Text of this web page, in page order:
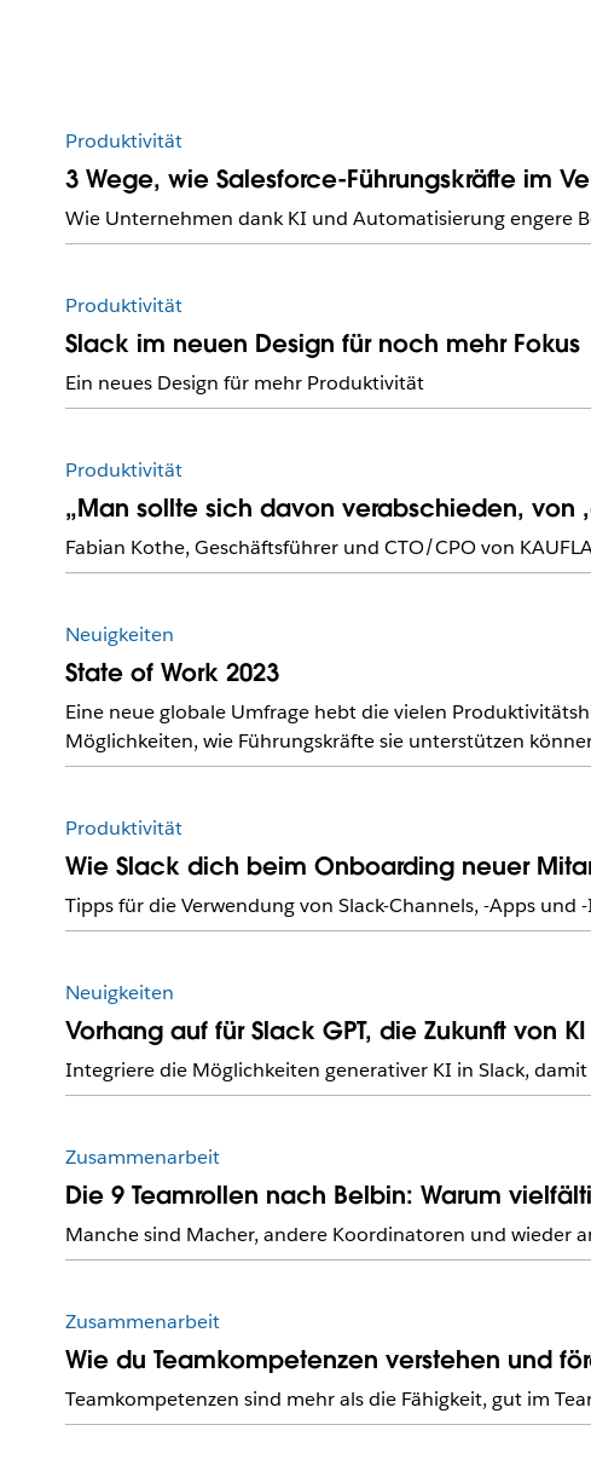
Produktivität
3 Wege, wie Salesforce-Führungskräfte im
Wie Unternehmen dank KI und Automatisierung engere
Produktivität
Slack im neuen Design für noch mehr Fokus
Ein neues Design für mehr Produktivität
Produktivität
„Man sollte sich davon verabschieden, von
Fabian Kothe, Geschäftsführer und CTO/CPO von
Neuigkeiten
State of Work 2023
Eine neue globale Umfrage hebt die vielen
Möglichkeiten, wie Führungskräfte sie unterstützen
Produktivität
Wie Slack dich beim Onboarding neuer
Tipps für die Verwendung von Slack-Channels, -Apps
Neuigkeiten
Vorhang auf für Slack GPT, die Zukunft von
Integriere die Möglichkeiten generativer KI in Slack,
Zusammenarbeit
Die 9 Teamrollen nach Belbin: Warum
Manche sind Macher, andere Koordinatoren und wieder
Zusammenarbeit
Wie du Teamkompetenzen verstehen und
Teamkompetenzen sind mehr als die Fähigkeit, gut im